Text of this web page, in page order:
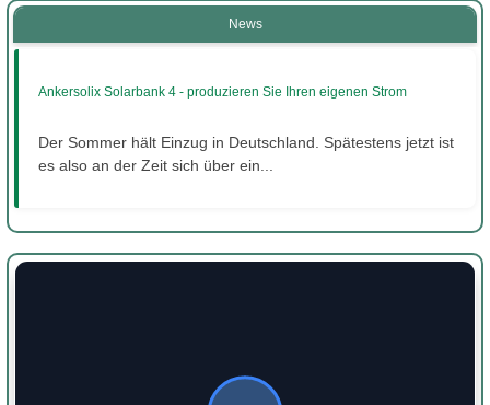
News
Ankersolix Solarbank 4 - produzieren Sie Ihren eigenen Strom
Der Sommer hält Einzug in Deutschland. Spätestens jetzt ist
es also an der Zeit sich über ein...